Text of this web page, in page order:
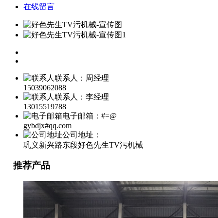
在线留言
联系人：周经理
15039062088
联系人：李经理
13015519788
电子邮箱：#=@
gybdjx#qq.com
公司地址：
巩义新兴路东段好色先生TV污机械
推荐产品